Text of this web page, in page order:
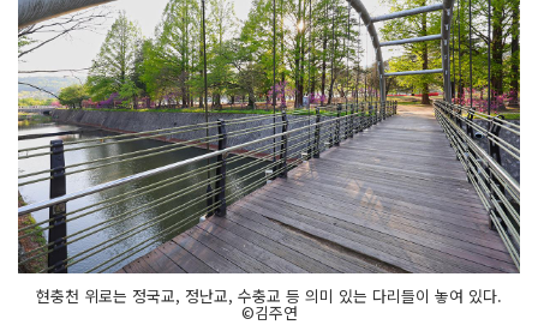
현충천 위로는 정국교, 정난교, 수충교 등 의미 있는 다리들이 놓여 있다.
©김주연